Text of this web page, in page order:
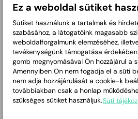
Bujdosóné dr. Kovács Bernadett
csecsemő-gyermekgyógyászat és
2. Gyermekkörzet Árpád sor 6.
Dr. Pap Csenge
csecsemő-gyermekgyógyászat
3. Gyermekkörzet Mednyánszky u. 4-6.
Dr. Fekete Gréta Anna
csecsemő-gyermekgyógyászat
Ez a weboldal sütiket
Sütiket használunk a tartalmak és
szabásához, a látogatóink magasabb
weboldalforgalmunk elemzéséhez,
tevékenységünk támogatása érdekében.
gomb megnyomásával Ön hozzájárul a
Amennyiben Ön nem fogadja el a süti
nem adja hozzájárulását a cookie-k
továbbiakban csak a honlap
szükséges sütiket használjuk.Süti